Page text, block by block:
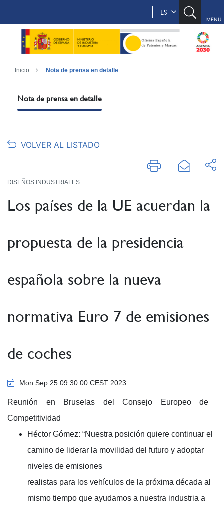
ES
Inicio Nota de prensa en detalle
Nota de prensa en detalle
VOLVER AL LISTADO
DISEÑOS INDUSTRIALES
Los países de la UE acuerdan la
propuesta de la presidencia
española sobre la nueva
normativa Euro 7 de emisiones
de coches
Mon Sep 25 09:30:00 CEST 2023
Reunión en Bruselas del Consejo Europeo de
Competitividad
Héctor Gómez: “Nuestra posición quiere continuar el
camino de liderar la movilidad del futuro y adoptar
niveles de emisiones
realistas para los vehículos de la próxima década al
mismo tiempo que ayudamos a nuestra industria a